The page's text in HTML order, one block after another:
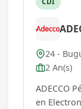
24 -
2 An(s)
ADECCO
en